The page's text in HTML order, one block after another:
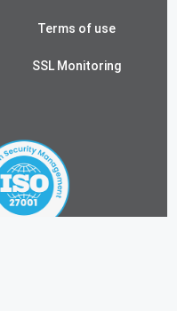
Terms of use
SSL Monitoring